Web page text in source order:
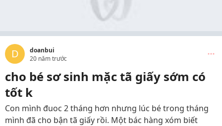
D
doanbui
20 năm trước
cho bé sơ sinh mặc tã giấy sớm có
tốt k
Con mình đuoc 2 tháng hơn nhưng lúc bé trong tháng
mình đã cho bận tã giấy rồi. Một bác hàng xóm biết